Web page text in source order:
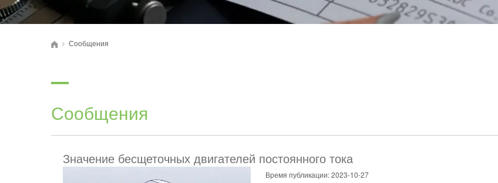
首页
> Сообщения
Сообщения
Значение бесщеточных двигателей постоянного тока
Время публикации: 2023-10-27